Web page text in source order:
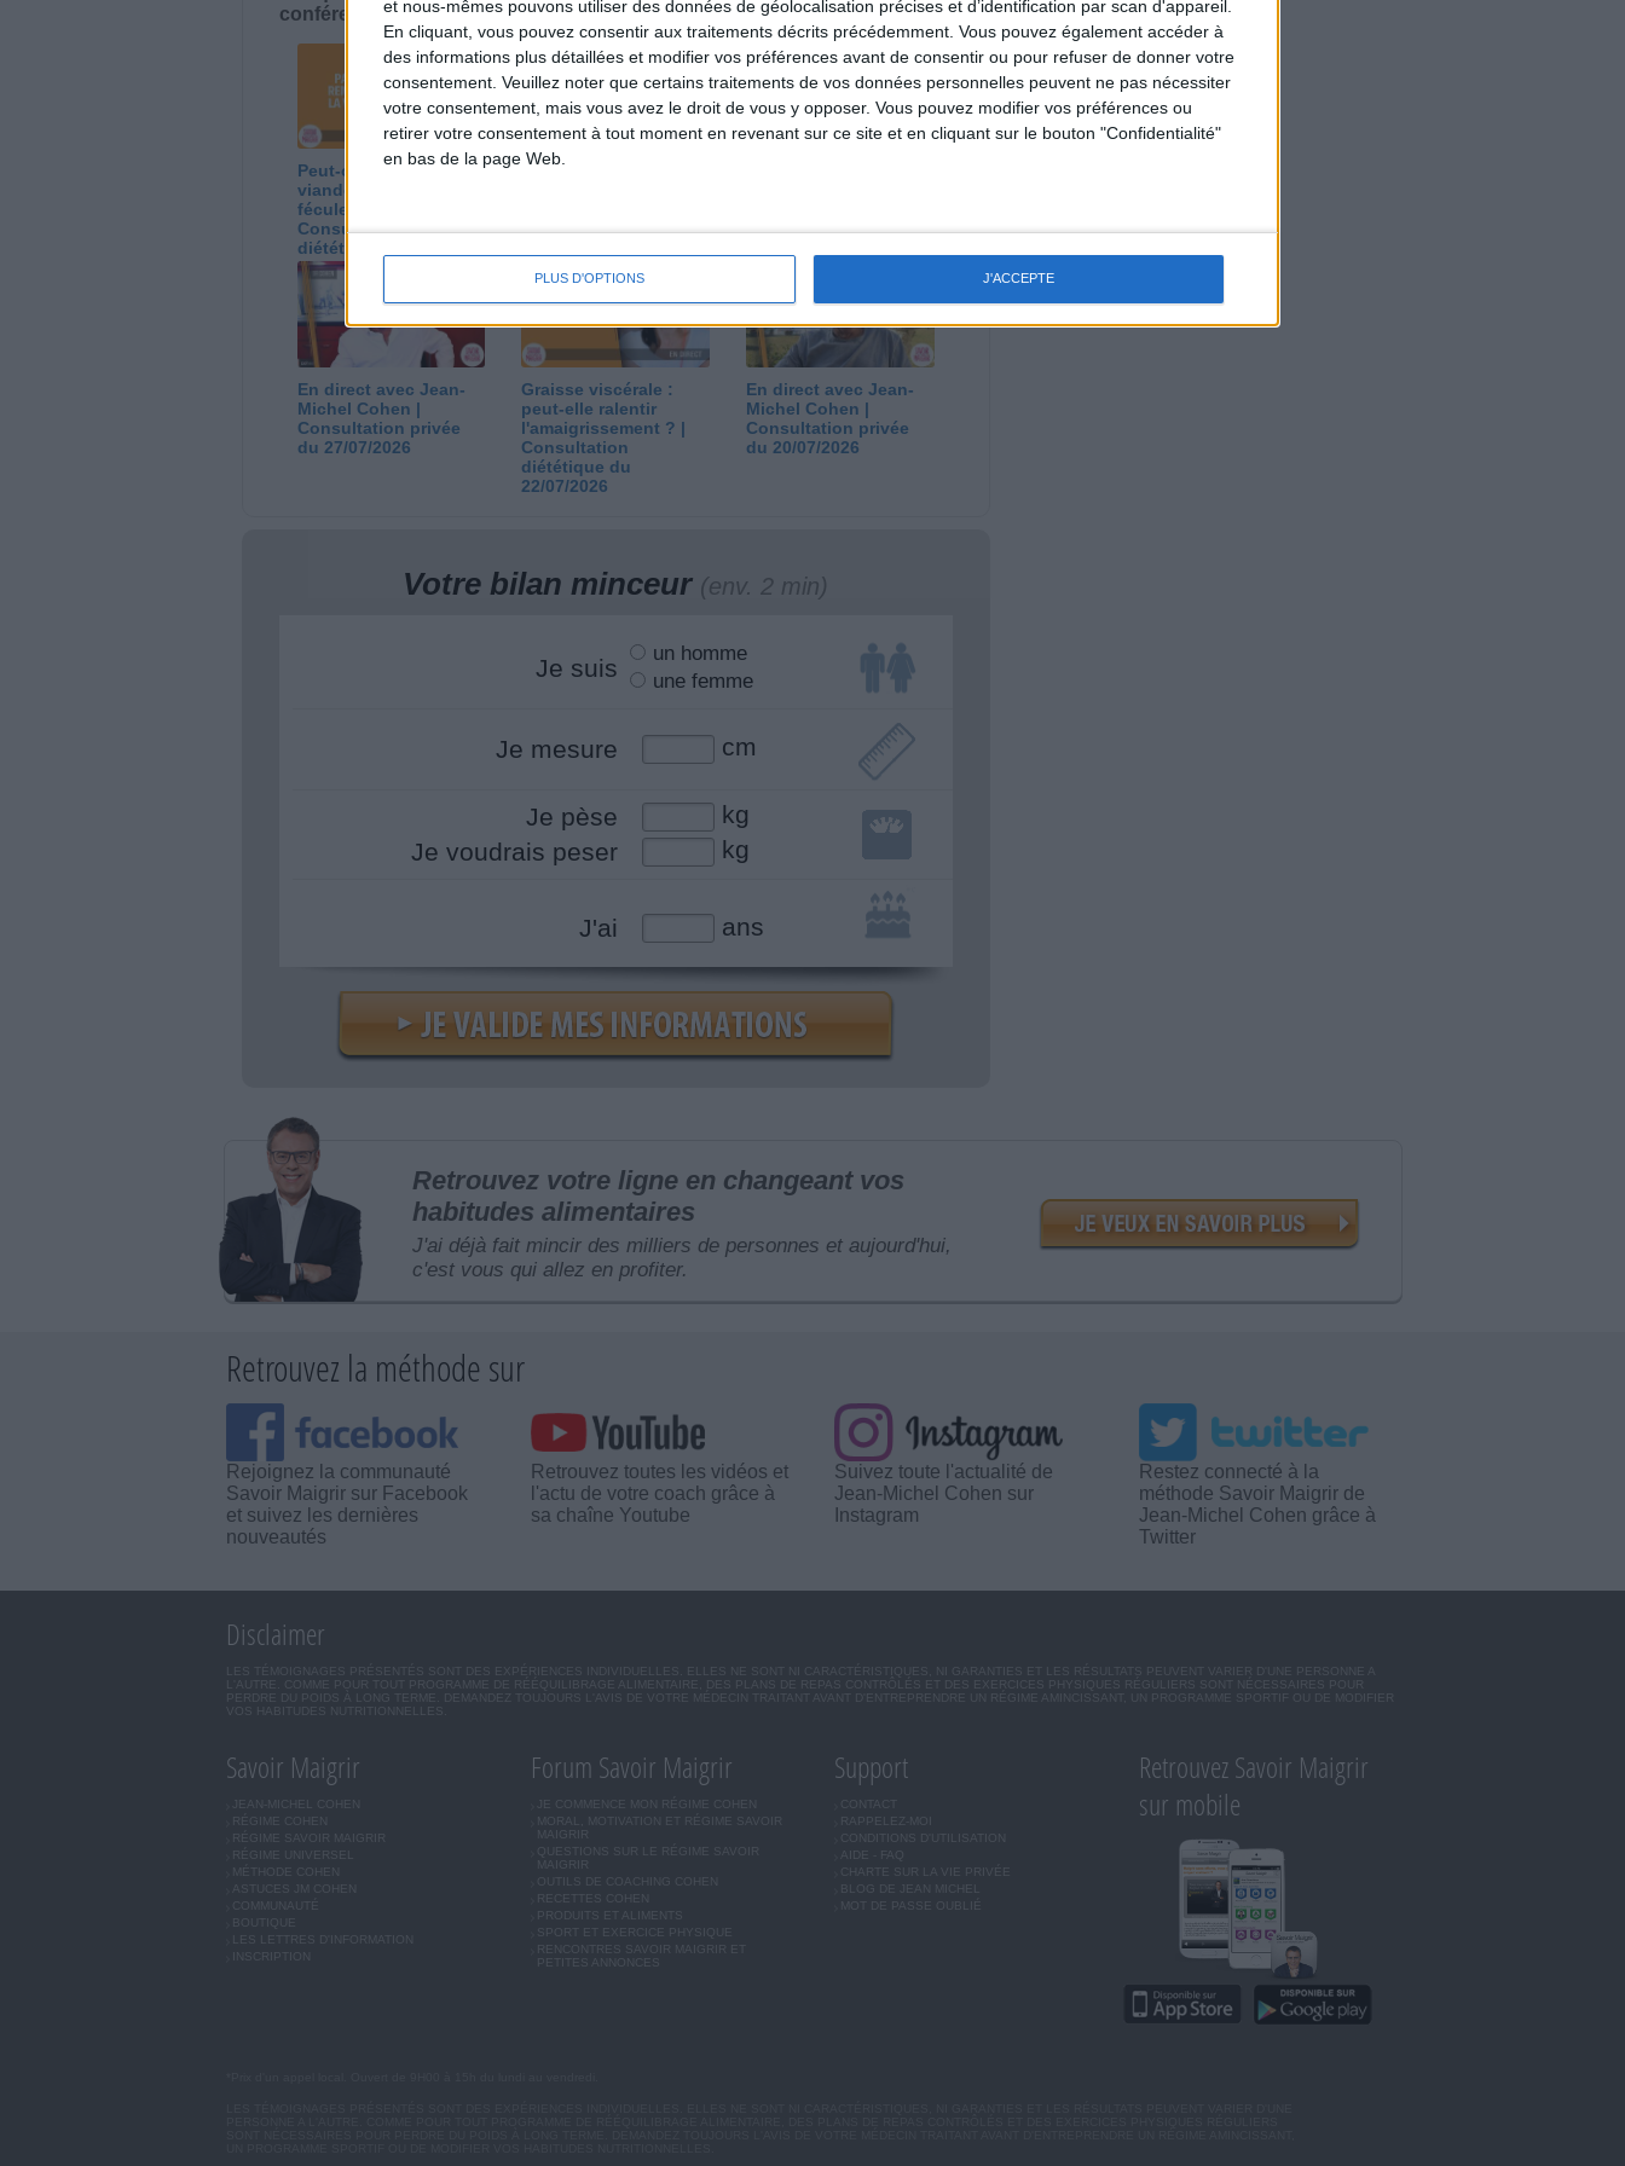
et nous-mêmes pouvons utiliser des données de géolocalisation précises et d’identification par scan d'appareil.
En cliquant, vous pouvez consentir aux traitements décrits précédemment. Vous pouvez également accéder à
des informations plus détaillées et modifier vos préférences avant de consentir ou pour refuser de donner votre
consentement. Veuillez noter que certains traitements de vos données personnelles peuvent ne pas nécessiter
votre consentement, mais vous avez le droit de vous y opposer. Vous pouvez modifier vos préférences ou
retirer votre consentement à tout moment en revenant sur ce site et en cliquant sur le bouton "Confidentialité"
en bas de la page Web.
PLUS D'OPTIONS J'ACCEPTE
conférences avec Jean-Michel et les diététiciennes du programme.
Peut-on remplacer la
viande par des
féculents ?
Consultation
diététique du
05/08/2026
Le plan à 1600
Consultation
Consultation
En direct avec Jean-
Michel Cohen |
Consultation privée
du 27/07/2026
Graisse viscérale :
peut-elle ralentir
l'amaigrissement ? |
Consultation
diététique du
22/07/2026
En direct avec Jean-
Michel Cohen |
Consultation privée
du 20/07/2026
Votre bilan minceur (env. 2 min)
Je suis
un homme
une femme
Je mesure cm
Je pèse
kg
Je voudrais peser
kg
J'ai ans
Retrouvez votre ligne en changeant vos
habitudes alimentaires
J'ai déjà fait mincir des milliers de personnes et aujourd'hui,
c'est vous qui allez en profiter.
Retrouvez la méthode sur
Rejoignez la communauté
Savoir Maigrir sur Facebook
et suivez les dernières
nouveautés
Retrouvez toutes les vidéos et
l'actu de votre coach grâce à
sa chaîne Youtube
Suivez toute l'actualité de
Jean-Michel Cohen sur
Instagram
Restez connecté à la
méthode Savoir Maigrir de
Jean-Michel Cohen grâce à
Twitter
Disclaimer
LES TÉMOIGNAGES PRÉSENTÉS SONT DES EXPÉRIENCES INDIVIDUELLES. ELLES NE SONT NI CARACTÉRISTIQUES, NI GARANTIES ET LES RÉSULTATS PEUVENT VARIER D'UNE PERSONNE A
L'AUTRE. COMME POUR TOUT PROGRAMME DE RÉÉQUILIBRAGE ALIMENTAIRE, DES PLANS DE REPAS CONTRÔLÉS ET DES EXERCICES PHYSIQUES RÉGULIERS SONT NÉCESSAIRES POUR
PERDRE DU POIDS À LONG TERME. DEMANDEZ TOUJOURS L'AVIS DE VOTRE MÉDECIN TRAITANT AVANT D'ENTREPRENDRE UN RÉGIME AMINCISSANT, UN PROGRAMME SPORTIF OU DE MODIFIER
VOS HABITUDES NUTRITIONNELLES.
Savoir Maigrir
JEAN-MICHEL COHEN
RÉGIME COHEN
RÉGIME SAVOIR MAIGRIR
RÉGIME UNIVERSEL
ASTUCES JM COHEN
COMMUNAUTÉ
LES LETTRES D'INFORMATION
INSCRIPTION
Forum Savoir Maigrir
JE COMMENCE MON RÉGIME COHEN
MORAL, MOTIVATION ET RÉGIME SAVOIR
MAIGRIR
QUESTIONS SUR LE RÉGIME SAVOIR
MAIGRIR
OUTILS DE COACHING COHEN
RECETTES COHEN
PRODUITS ET ALIMENTS
SPORT ET EXERCICE PHYSIQUE
RENCONTRES SAVOIR MAIGRIR ET
PETITES ANNONCES
Support
CONTACT
RAPPELEZ-MOI
CONDITIONS D'UTILISATION
AIDE - FAQ
CHARTE SUR LA VIE PRIVÉE
BLOG DE JEAN MICHEL
MOT DE PASSE OUBLIÉ
Retrouvez Savoir Maigrir
sur mobile